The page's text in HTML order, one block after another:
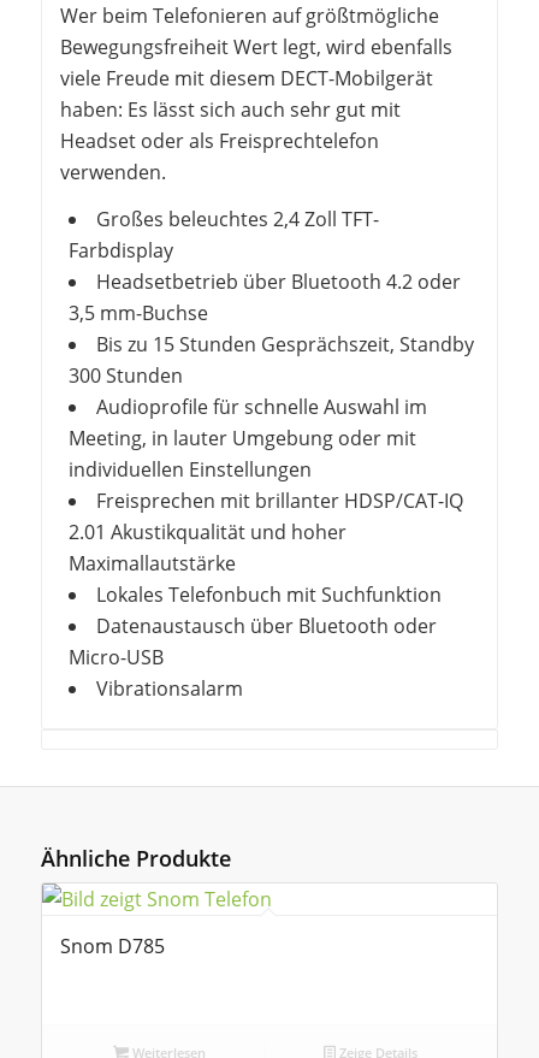
Wer beim Telefonieren auf größtmögliche
Bewegungsfreiheit Wert legt, wird ebenfalls
viele Freude mit diesem DECT-Mobilgerät
haben: Es lässt sich auch sehr gut mit
Headset oder als Freisprechtelefon
verwenden.
Großes beleuchtes 2,4 Zoll TFT-
Farbdisplay
Headsetbetrieb über Bluetooth 4.2 oder
3,5 mm-Buchse
Bis zu 15 Stunden Gesprächszeit, Standby
300 Stunden
Audioprofile für schnelle Auswahl im
Meeting, in lauter Umgebung oder mit
individuellen Einstellungen
Freisprechen mit brillanter HDSP/CAT-IQ
2.01 Akustikqualität und hoher
Maximallautstärke
Lokales Telefonbuch mit Suchfunktion
Datenaustausch über Bluetooth oder
Micro-USB
Vibrationsalarm
Ähnliche Produkte
Snom D785
Weiterlesen Zeige Details